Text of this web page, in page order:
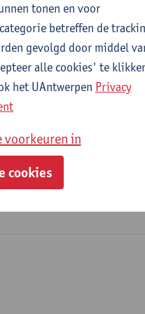
2024-2025
tonen en voor
betreffen de
gevolgd door middel
alle cookies' te
het UAntwerpen Privacy
voorkeuren in
cookies